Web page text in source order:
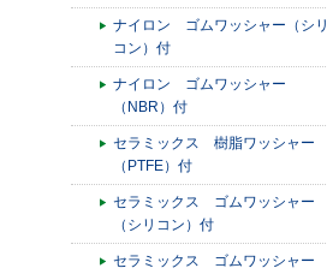
ナイロン ゴムワッシャー（シリ
コン）付
ナイロン ゴムワッシャー
（NBR）付
セラミックス 樹脂ワッシャー
（PTFE）付
セラミックス ゴムワッシャー
（シリコン）付
セラミックス ゴムワッシャー